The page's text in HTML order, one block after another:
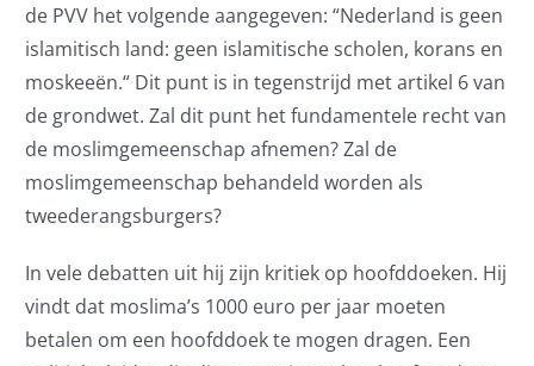
de PVV het volgende aangegeven: “Nederland is geen
islamitisch land: geen islamitische scholen, korans en
moskeeën.“ Dit punt is in tegenstrijd met artikel 6 van
de grondwet. Zal dit punt het fundamentele recht van
de moslimgemeenschap afnemen? Zal de
moslimgemeenschap behandeld worden als
tweederangsburgers?
In vele debatten uit hij zijn kritiek op hoofddoeken. Hij
vindt dat moslima’s 1000 euro per jaar moeten
betalen om een hoofddoek te mogen dragen. Een